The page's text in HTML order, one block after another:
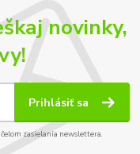
novinky,
Prihlásiť sa
zasielania newslettera.